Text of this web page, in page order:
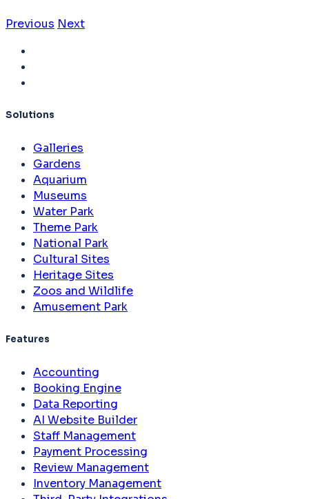
Previous Next
Solutions
Galleries
Gardens
Aquarium
Museums
Water Park
Theme Park
National Park
Cultural Sites
Heritage Sites
Zoos and Wildlife
Amusement Park
Features
Accounting
Booking Engine
Data Reporting
AI Website Builder
Staff Management
Payment Processing
Review Management
Inventory Management